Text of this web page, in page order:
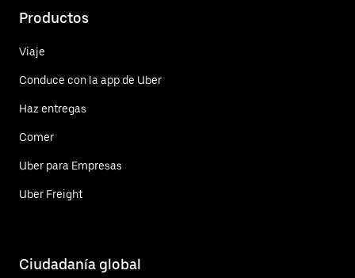
Productos
Viaje
Conduce con la app de Uber
Haz entregas
Comer
Uber para Empresas
Uber Freight
Ciudadanía global